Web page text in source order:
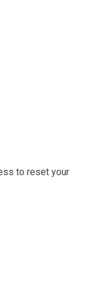
to reset your